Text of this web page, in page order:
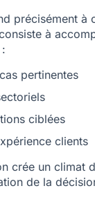
précisément à
à
pertinentes
ciblées
clients
crée un climat
de la